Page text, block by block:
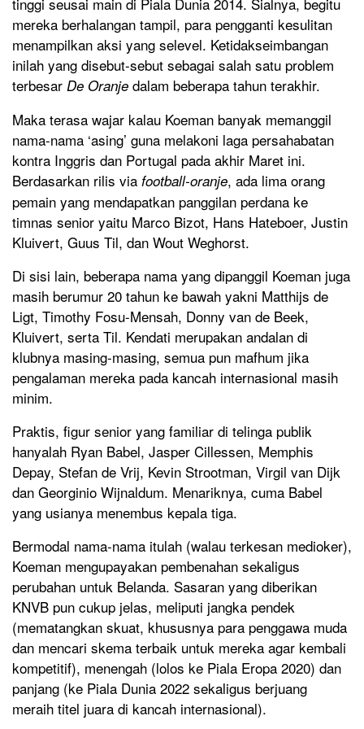
mereka berhalangan tampil, para pengganti kesulitan
menampilkan aksi yang selevel. Ketidakseimbangan
inilah yang disebut-sebut sebagai salah satu problem
terbesar De Oranje dalam beberapa tahun terakhir.
Maka terasa wajar kalau Koeman banyak memanggil
nama-nama ‘asing’ guna melakoni laga persahabatan
kontra Inggris dan Portugal pada akhir Maret ini.
Berdasarkan rilis via football-oranje, ada lima orang
pemain yang mendapatkan panggilan perdana ke
timnas senior yaitu Marco Bizot, Hans Hateboer, Justin
Kluivert, Guus Til, dan Wout Weghorst.
Di sisi lain, beberapa nama yang dipanggil Koeman juga
masih berumur 20 tahun ke bawah yakni Matthijs de
Ligt, Timothy Fosu-Mensah, Donny van de Beek,
Kluivert, serta Til. Kendati merupakan andalan di
klubnya masing-masing, semua pun mafhum jika
pengalaman mereka pada kancah internasional masih
minim.
Praktis, figur senior yang familiar di telinga publik
hanyalah Ryan Babel, Jasper Cillessen, Memphis
Depay, Stefan de Vrij, Kevin Strootman, Virgil van Dijk
dan Georginio Wijnaldum. Menariknya, cuma Babel
yang usianya menembus kepala tiga.
Bermodal nama-nama itulah (walau terkesan medioker),
Koeman mengupayakan pembenahan sekaligus
perubahan untuk Belanda. Sasaran yang diberikan
KNVB pun cukup jelas, meliputi jangka pendek
(mematangkan skuat, khususnya para penggawa muda
dan mencari skema terbaik untuk mereka agar kembali
kompetitif), menengah (lolos ke Piala Eropa 2020) dan
panjang (ke Piala Dunia 2022 sekaligus berjuang
meraih titel juara di kancah internasional).